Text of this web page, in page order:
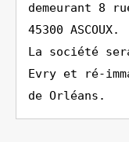
demeurant 8
45300 ASCOUX.
La société
Evry et ré-
de Orléans.